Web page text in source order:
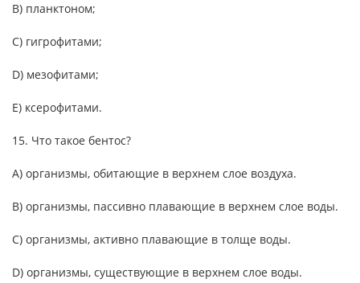
B) планктоном;
C) гигрофитами;
D) мезофитами;
E) ксерофитами.
15. Что такое бентос?
A) организмы, обитающие в верхнем слое воздуха.
B) организмы, пассивно плавающие в верхнем слое воды.
C) организмы, активно плавающие в толще воды.
D) организмы, существующие в верхнем слое воды.